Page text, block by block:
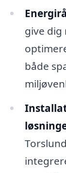
give dig
både